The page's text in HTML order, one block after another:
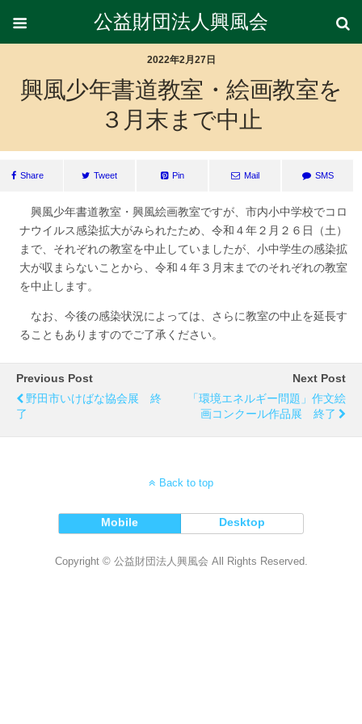
公益財団法人興風会
2022年2月27日
興風少年書道教室・絵画教室を
３月末まで中止
Share Tweet Pin Mail SMS
興風少年書道教室・興風絵画教室ですが、市内小中学校でコロ
ナウイルス感染拡大がみられたため、令和４年２月２６日（土）
まで、それぞれの教室を中止していましたが、小中学生の感染拡
大が収まらないことから、令和４年３月末までのそれぞれの教室
を中止します。
なお、今後の感染状況によっては、さらに教室の中止を延長す
ることもありますのでご了承ください。
Previous Post
野田市いけばな協会展 終
了
Next Post
「環境エネルギー問題」作文絵
画コンクール作品展 終了
Back to top
Mobile Desktop
Copyright © 公益財団法人興風会 All Rights Reserved.